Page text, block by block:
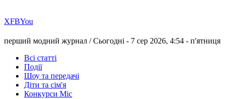
ХFBYou
перший модний журнал /Сьогодні - 7 сер 2026, 4:54 - п'ятниця
Всі статті
Події
Шоу та передачі
Діти та сім'я
Конкурси Міс